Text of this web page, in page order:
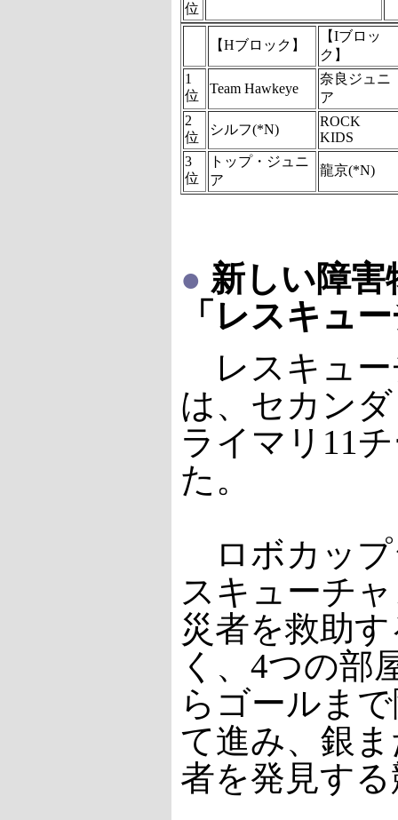
位
【Hブロック】
【Iブロッ
ク】
1
位
Team Hawkeye
奈良ジュニ
ア
2
位
シルフ(*N)
ROCK
KIDS
3
位
トップ・ジュニ
ア
龍京(*N)
● 新しい障
「レスキュ
レスキュー
は、セカン
ライマリ11
た。
ロボカップ
スキューチ
災者を救助
く、4つの部
らゴールま
て進み、銀
者を発見す